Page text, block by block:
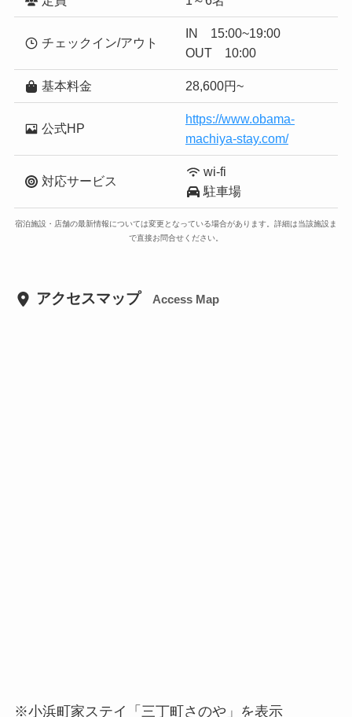
チェックイン/アウト
IN 15:00~19:00
OUT 10:00
基本料金 28,600円~
公式HP
https://www.obama-
machiya-stay.com/
対応サービス
wi-fi
駐車場
宿泊施設・店舗の最新情報については変更となっている場合があります。詳細は当該施設ま
で直接お問合せください。
アクセスマップ Access Map
※小浜町家ステイ「三丁町さのや」を表示